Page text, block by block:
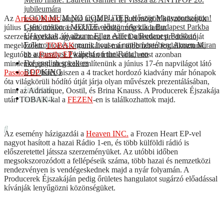
jubileumára
LOOK MUM NO COMPUTER először Magyarországon!
Csütörtökön a MEUTE először érkezik a Budapest Parkba
Új korszak, új album: Ellen Allien a Budapest Parkban
Folktronica és organic house a naplementében: Armen Miran
az augusztusi Twilight on the Ranch-en
For english speakers
BOOKING
facebook
instagram
Az Artessa Musicalapító atyját is a dj pult mögött köszönthetjük
július 1-jén, amikor is exklúzív eddig még kiadatlan
szerzeményekkel ágyazza meg az estét Dubecticut produkcióját
megelőzően.TOBAKmunkáival már több ízben foglalkoztunk,
legutóbb aFamily EPkapcsán írtunk róla, most azonban
mindenképpen meg kell említenünk a június 17-én napvilágot látó
Passion EPhírét, hiszen a 4 tracket hordozó kiadvány már hónapok
óta világkörüli hódító útját járja olyan művészek prezentálásában,
mint az Adriatique, Oostil, és Brina Knauss. A Producerek Éjszakája
után TOBAK-kal a FEZEN-en is találkozhattok majd.
Az esemény házigazdái a Heaven INC. a Frozen Heart EP-vel
nagyot hasított a hazai Rádio 1-en, és több külföldi rádió is
előszeretettel játssza szerzeményüket. Az utóbbi időben
megsokszorozódott a fellépéseik száma, több hazai és nemzetközi
rendezvényen is vendégeskednek majd a nyár folyamán. A
Producerek Éjszakáján pedig őrületes hangulatot sugárzó előadással
kívánják lenyűgözni közönségüket.